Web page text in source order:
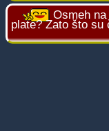
Osmeh
plate? Zato što su